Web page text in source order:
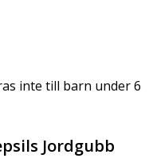
inte till barn under 6
Jordgubb